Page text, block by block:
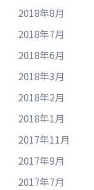
2018年8月
2018年7月
2018年6月
2018年3月
2018年2月
2018年1月
2017年11月
2017年9月
2017年7月